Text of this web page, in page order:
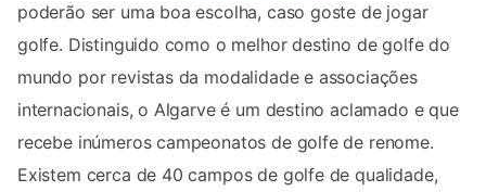
poderão ser uma boa escolha, caso goste de jogar
golfe. Distinguido como o melhor destino de golfe do
mundo por revistas da modalidade e associações
internacionais, o Algarve é um destino aclamado e que
recebe inúmeros campeonatos de golfe de renome.
Existem cerca de 40 campos de golfe de qualidade,